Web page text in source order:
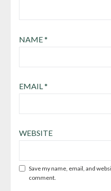
NAME*
EMAIL *
WEBSITE
Save my name, email, and
comment.